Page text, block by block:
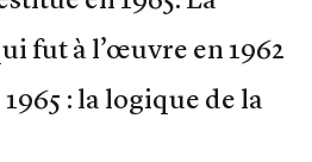
fut à l’œuvre en 1962
1965 : la logique de la